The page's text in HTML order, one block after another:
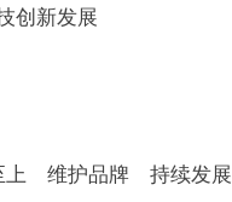
创新发展
上 维护品牌 持续发展